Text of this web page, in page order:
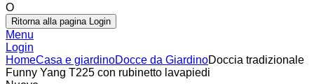
O
Ritorna alla pagina Login
Menu
Login
HomeCasa e giardinoDocce da GiardinoDoccia tradizionale
Funny Yang T225 con rubinetto lavapiedi